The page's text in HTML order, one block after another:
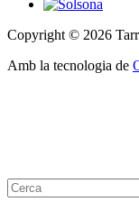
Copyright © 2026
Amb la tecnologia de